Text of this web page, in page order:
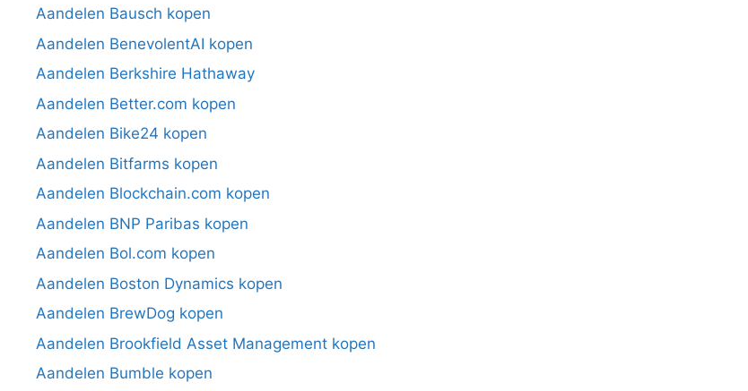
Aandelen Bausch kopen
Aandelen BenevolentAI kopen
Aandelen Berkshire Hathaway
Aandelen Better.com kopen
Aandelen Bike24 kopen
Aandelen Bitfarms kopen
Aandelen Blockchain.com kopen
Aandelen BNP Paribas kopen
Aandelen Bol.com kopen
Aandelen Boston Dynamics kopen
Aandelen BrewDog kopen
Aandelen Brookfield Asset Management kopen
Aandelen Bumble kopen